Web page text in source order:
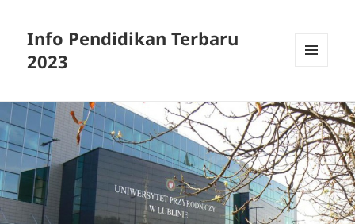
Info Pendidikan Terbaru
2023
WIDGETS